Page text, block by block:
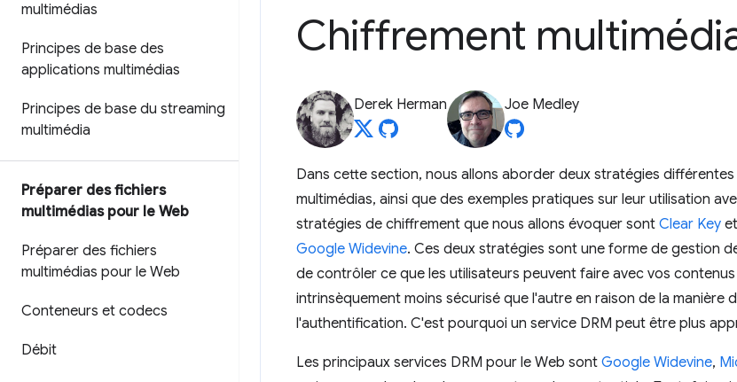
multimédias
Principes de base des
applications multimédias
Principes de base du streaming
multimédia
Préparer des fichiers
multimédias pour le Web
Préparer des fichiers
multimédias pour le Web
Conteneurs et codecs
Débit
Chiffrement
Derek Herman Joe Medley
Dans cette section, nous allons aborder deux stratégies
multimédias, ainsi que des exemples pratiques sur leur utilisation
stratégies de chiffrement que nous allons évoquer sont Clear Key
Google Widevine. Ces deux stratégies sont une forme de gestion
de contrôler ce que les utilisateurs peuvent faire avec vos
intrinsèquement moins sécurisé que l'autre en raison de la manière
l'authentification. C'est pourquoi un service DRM peut être plus
Les principaux services DRM pour le Web sont Google Widevine,